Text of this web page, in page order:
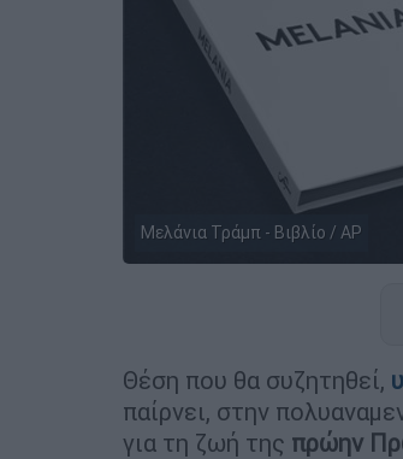
Μελάνια Τράμπ - Βιβλίο / AP
Θέση που θα συζητηθεί,
παίρνει, στην
για τη ζωή της πρώην